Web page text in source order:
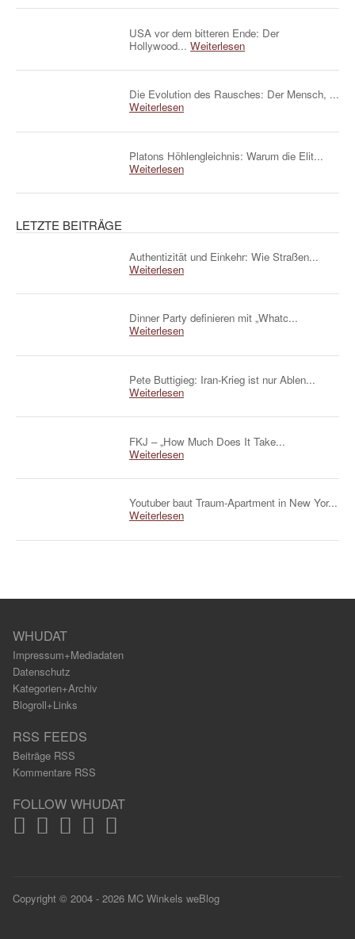
USA vor dem bitteren Ende: Der
Hollywood... Weiterlesen
Die Evolution des Rausches: Der Mensch, ...
Weiterlesen
Platons Höhlengleichnis: Warum die Elit...
Weiterlesen
LETZTE BEITRÄGE
Authentizität und Einkehr: Wie Straßen...
Weiterlesen
Dinner Party definieren mit „Whatc...
Weiterlesen
Pete Buttigieg: Iran-Krieg ist nur Ablen...
Weiterlesen
FKJ – „How Much Does It Take...
Weiterlesen
Youtuber baut Traum-Apartment in New Yor...
Weiterlesen
WHUDAT
Impressum+Mediadaten
Datenschutz
Kategorien+Archiv
Blogroll+Links
RSS FEEDS
Beiträge RSS
Kommentare RSS
FOLLOW WHUDAT
Copyright © 2004 - 2026 MC Winkels weBlog